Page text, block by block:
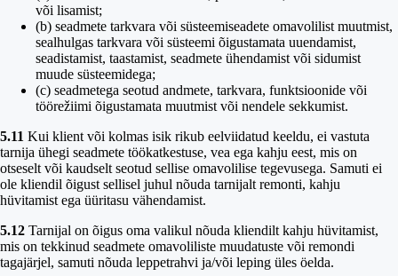
või lisamist;
(b) seadmete tarkvara või süsteemiseadete omavolilist muutmist,
sealhulgas tarkvara või süsteemi õigustamata uuendamist,
seadistamist, taastamist, seadmete ühendamist või sidumist
muude süsteemidega;
(c) seadmetega seotud andmete, tarkvara, funktsioonide või
töörežiimi õigustamata muutmist või nendele sekkumist.
5.11 Kui klient või kolmas isik rikub eelviidatud keeldu, ei vastuta
tarnija ühegi seadmete töökatkestuse, vea ega kahju eest, mis on
otseselt või kaudselt seotud sellise omavolilise tegevusega. Samuti ei
ole kliendil õigust sellisel juhul nõuda tarnijalt remonti, kahju
hüvitamist ega üüritasu vähendamist.
5.12 Tarnijal on õigus oma valikul nõuda kliendilt kahju hüvitamist,
mis on tekkinud seadmete omavoliliste muudatuste või remondi
tagajärjel, samuti nõuda leppetrahvi ja/või leping üles öelda.